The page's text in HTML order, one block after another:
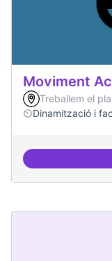
Moviment
Treballem el
Dinamització i